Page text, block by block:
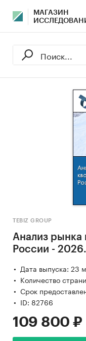
МАГАЗИН
TEBIZ GROUP
Анализ рынка
России -
Дата выпуска: 23
Количество
Срок
ID: 82766
109 800 ₽